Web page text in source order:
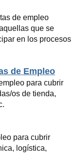
de empleo
que se
en los procesos
de Empleo
para cubrir
os de tienda,
para cubrir
logística,